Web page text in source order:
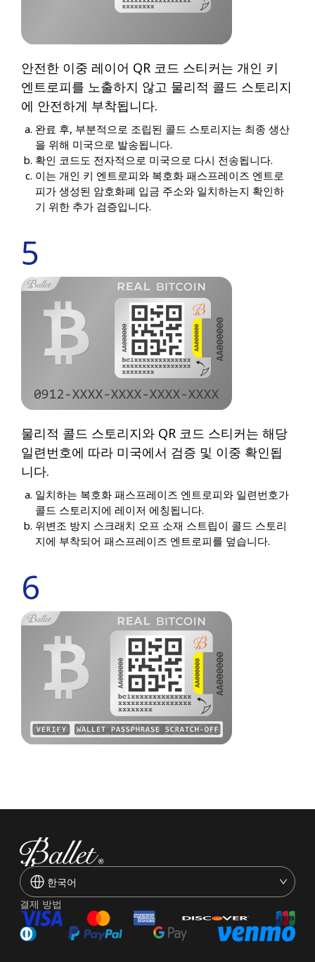
안전한 이중 레이어 QR 코드 스티커는 개인 키
엔트로피를 노출하지 않고 물리적 콜드 스토리지
에 안전하게 부착됩니다.
완료 후, 부분적으로 조립된 콜드 스토리지는 최종 생산
을 위해 미국으로 발송됩니다.
확인 코드도 전자적으로 미국으로 다시 전송됩니다.
이는 개인 키 엔트로피와 복호화 패스프레이즈 엔트로
피가 생성된 암호화폐 입금 주소와 일치하는지 확인하
기 위한 추가 검증입니다.
5
물리적 콜드 스토리지와 QR 코드 스티커는 해당
일련번호에 따라 미국에서 검증 및 이중 확인됩
니다.
일치하는 복호화 패스프레이즈 엔트로피와 일련번호가
콜드 스토리지에 레이저 에칭됩니다.
위변조 방지 스크래치 오프 소재 스트립이 콜드 스토리
지에 부착되어 패스프레이즈 엔트로피를 덮습니다.
6
한국어
결제 방법